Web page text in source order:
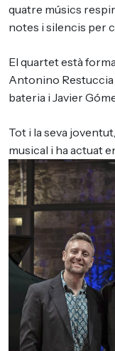
quatre músics
notes i silencis per
El quartet està
Antonino Restuccia
bateria i Javier
Tot i la seva
musical i ha actuat